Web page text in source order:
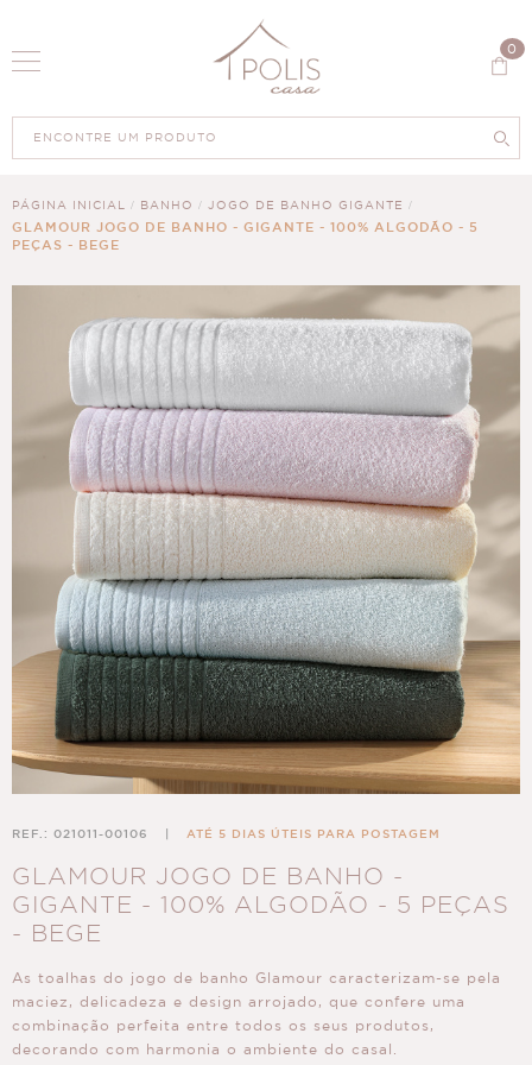
0
PÁGINA INICIAL BANHO JOGO DE BANHO GIGANTE
GLAMOUR JOGO DE BANHO - GIGANTE - 100% ALGODÃO - 5
PEÇAS - BEGE
REF.: 021011-00106 ATÉ 5 DIAS ÚTEIS PARA POSTAGEM
GLAMOUR JOGO DE BANHO -
GIGANTE - 100% ALGODÃO - 5 PEÇAS
- BEGE
As toalhas do jogo de banho Glamour caracterizam-se pela
maciez, delicadeza e design arrojado, que confere uma
combinação perfeita entre todos os seus produtos,
decorando com harmonia o ambiente do casal.